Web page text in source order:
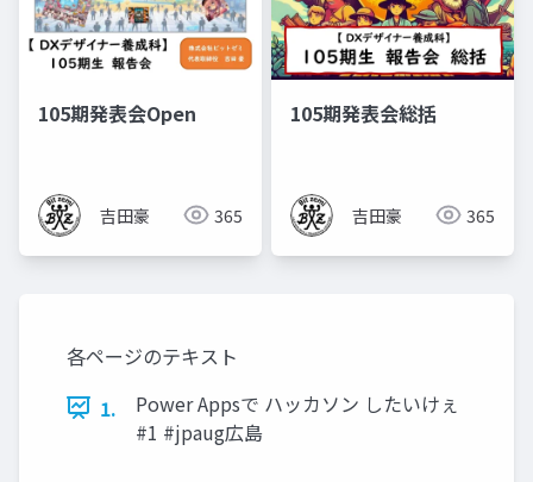
105期発表会Open
吉田豪 365
105期発表会総括
吉田豪 365
各ページのテキスト
1.
Power Appsで ハッカソン したいけぇ
#1 #jpaug広島